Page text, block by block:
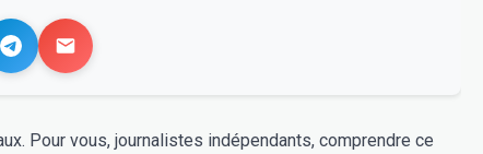
Pour vous, journalistes indépendants, comprendre ce